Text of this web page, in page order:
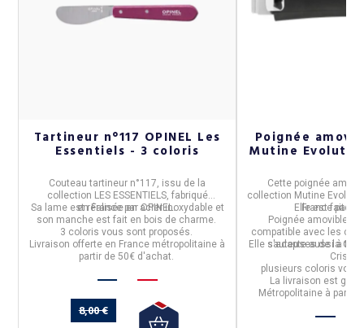
Tartineur n°117 OPINEL Les
Essentiels - 3 coloris
Couteau tartineur n°117 , issu de la
collection LES ESSENTIELS, fabriqué
enFrancepar OPINEL.
Sa lameest réalisée en acier inoxydableet
son mancheest fait en bois de charme.
3 coloris vous sont proposés.
Livraison offerte en France métropolitaine à
partir de 50€ d'achat.
8,00 €
Poignée
Mutine
Cette poignée
collection Mutine
Francepar
Elle estfaite
Poignée amovible
compatible avec les
sauteuses de la
Elle s'adapte aussi à
Cristel.
plusieurs coloris vous
La livraison est
Métropolitaine à partir